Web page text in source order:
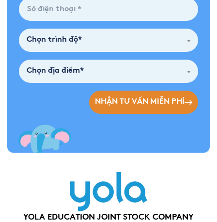
Chọn trình độ*
Chọn địa điểm*
NHẬN TƯ VẤN MIỄN PHÍ
YOLA EDUCATION JOINT STOCK COMPANY